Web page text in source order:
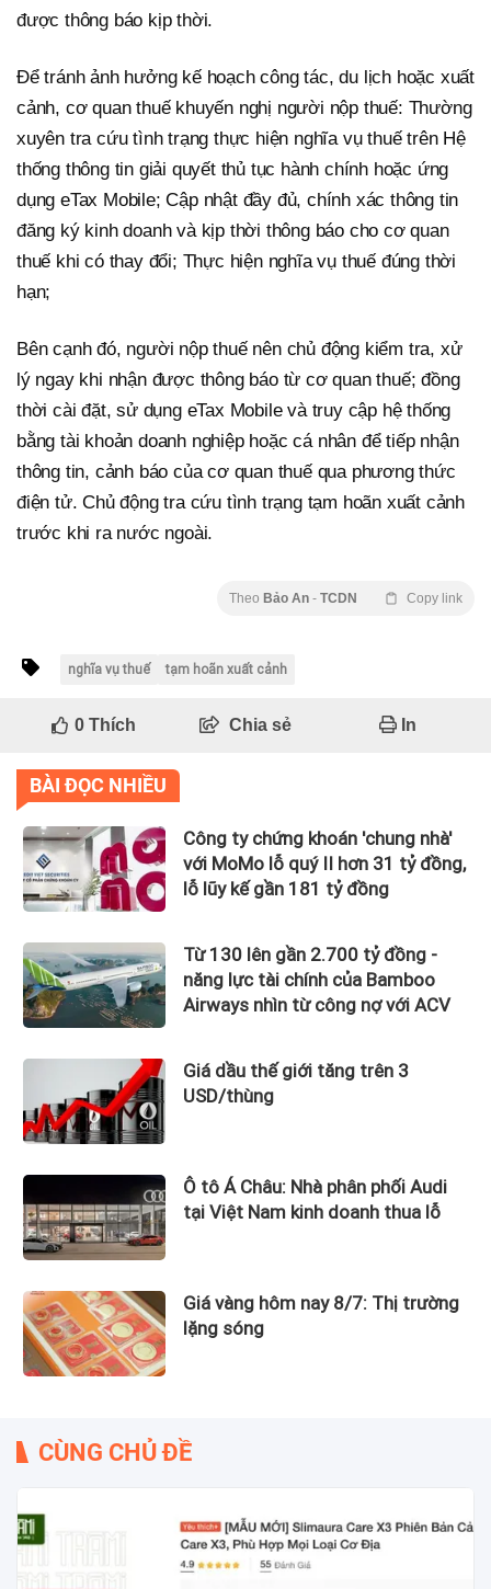
được thông báo kịp thời.
Để tránh ảnh hưởng kế hoạch công tác, du lịch hoặc xuất
cảnh, cơ quan thuế khuyến nghị người nộp thuế: Thường
xuyên tra cứu tình trạng thực hiện nghĩa vụ thuế trên Hệ
thống thông tin giải quyết thủ tục hành chính hoặc ứng
dụng eTax Mobile; Cập nhật đầy đủ, chính xác thông tin
đăng ký kinh doanh và kịp thời thông báo cho cơ quan
thuế khi có thay đổi; Thực hiện nghĩa vụ thuế đúng thời
hạn;
Bên cạnh đó, người nộp thuế nên chủ động kiểm tra, xử
lý ngay khi nhận được thông báo từ cơ quan thuế; đồng
thời cài đặt, sử dụng eTax Mobile và truy cập hệ thống
bằng tài khoản doanh nghiệp hoặc cá nhân để tiếp nhận
thông tin, cảnh báo của cơ quan thuế qua phương thức
điện tử. Chủ động tra cứu tình trạng tạm hoãn xuất cảnh
trước khi ra nước ngoài.
Theo Bảo An - TCDN Copy link
nghĩa vụ thuế tạm hoãn xuất cảnh
0Thích Chia sẻ In
BÀI ĐỌC NHIỀU
Công ty chứng khoán 'chung nhà'
với MoMo lỗ quý II hơn 31 tỷ đồng,
lỗ lũy kế gần 181 tỷ đồng
Từ 130 lên gần 2.700 tỷ đồng -
năng lực tài chính của Bamboo
Airways nhìn từ công nợ với ACV
Giá dầu thế giới tăng trên 3
USD/thùng
Ô tô Á Châu: Nhà phân phối Audi
tại Việt Nam kinh doanh thua lỗ
Giá vàng hôm nay 8/7: Thị trường
lặng sóng
CÙNG CHỦ ĐỀ